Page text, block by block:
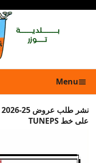
Menu
على خط TUNEPS